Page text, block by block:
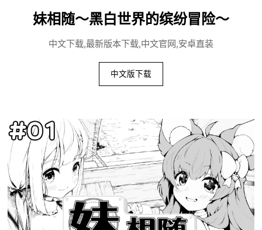
妹相随～黑白世界的缤纷冒险～
中文下载,最新版本下载,中文官网,安卓直装
中文版下载